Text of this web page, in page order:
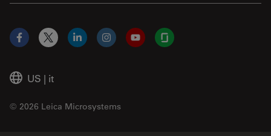
US | it
© 2026 Leica Microsystems
Facebook
X LinkedInInstagramYouTubeGlassdoor